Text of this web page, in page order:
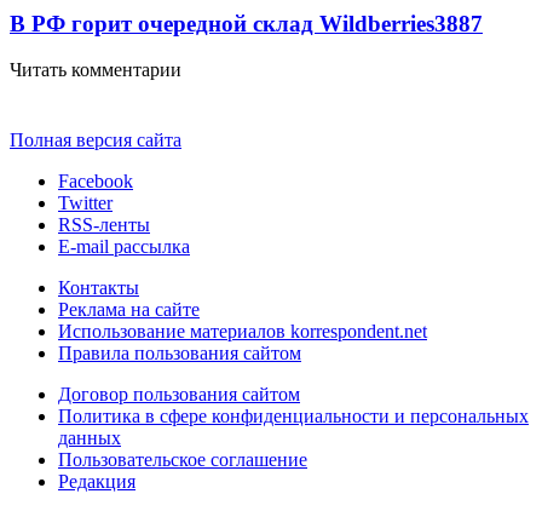
В РФ горит очередной склад Wildberries3887
Читать комментарии
Полная версия сайта
Facebook
Twitter
RSS-ленты
E-mail рассылка
Контакты
Реклама на сайте
Использование материалов korrespondent.net
Правила пользования сайтом
Договор пользования сайтом
Политика в сфере конфиденциальности и персональных
данных
Пользовательское соглашение
Редакция